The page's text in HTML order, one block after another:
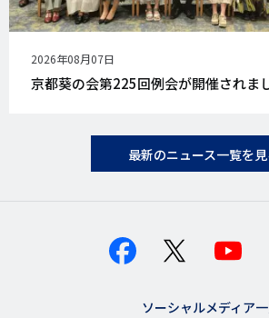
公
開
日
2026年08月07日
京都葵の会第225回例会が開催されま
最新のニュース一覧を見
ソーシャルメディア